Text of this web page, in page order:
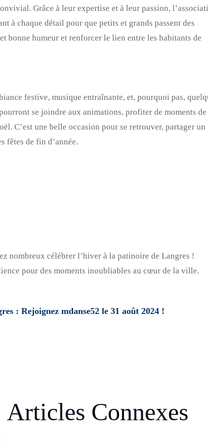
Grâce à leur expertise et à leur passion,
à chaque détail pour que petits et grands passent des
bonne humeur et renforcer le lien entre les habitants de
festive, musique entraînante, et, pourquoi pas,
se joindre aux animations, profiter de moments de
C’est une belle occasion pour se retrouver, partager un
fêtes de fin d’année.
nombreux célébrer l’hiver à la patinoire de Langres !
pour des moments inoubliables au cœur de la ville.
: Rejoignez mdanse52 le 31 août 2024 !
Articles Connexes